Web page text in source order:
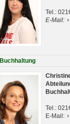
Tel.:
E-Mail:
Buchhaltung
Tel.:
E-Mail: